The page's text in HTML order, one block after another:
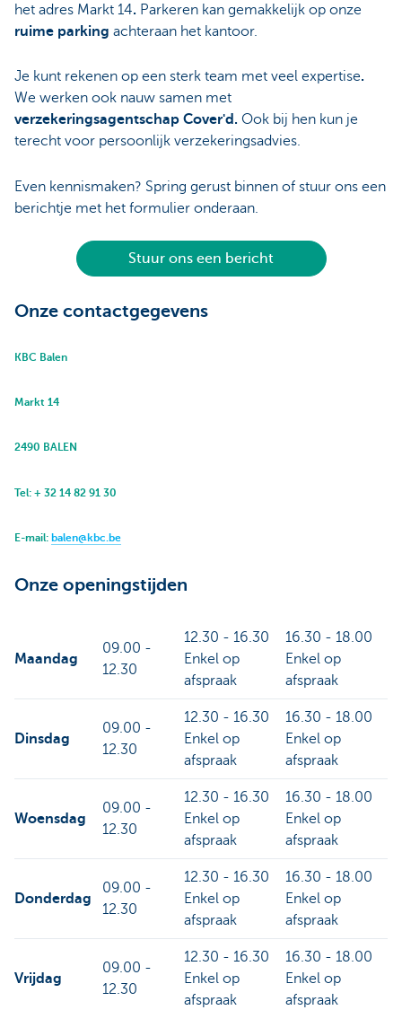
het adres Markt 14. Parkeren kan gemakkelijk op onze
ruime parking achteraan het kantoor.
Je kunt rekenen op een sterk team met veel expertise.
We werken ook nauw samen met
verzekeringsagentschap Cover'd. Ook bij hen kun je
terecht voor persoonlijk verzekeringsadvies.
Even kennismaken? Spring gerust binnen of stuur ons een
berichtje met het formulier onderaan.
Stuur ons een bericht
Onze contactgegevens
KBC Balen
Markt 14
2490 BALEN
Tel: + 32 14 82 91 30
E-mail: balen@kbc.be
Onze openingstijden
Maandag
09.00 -
12.30
12.30 - 16.30
Enkel op
afspraak
16.30 - 18.00
Enkel op
afspraak
Dinsdag
09.00 -
12.30
12.30 - 16.30
Enkel op
afspraak
16.30 - 18.00
Enkel op
afspraak
Woensdag
09.00 -
12.30
12.30 - 16.30
Enkel op
afspraak
16.30 - 18.00
Enkel op
afspraak
Donderdag
09.00 -
12.30
12.30 - 16.30
Enkel op
afspraak
16.30 - 18.00
Enkel op
afspraak
Vrijdag
09.00 -
12.30
12.30 - 16.30
Enkel op
afspraak
16.30 - 18.00
Enkel op
afspraak